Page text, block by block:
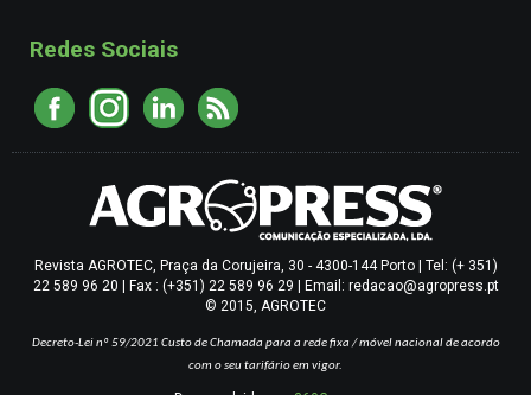
Redes Sociais
Revista AGROTEC, Praça da Corujeira, 30 - 4300-144 Porto | Tel: (+ 351)
22 589 96 20 | Fax : (+351) 22 589 96 29 | Email: redacao@agropress.pt
© 2015, AGROTEC
Decreto-Lei nº 59/2021 Custo de Chamada para a rede fixa / móvel nacional de acordo
com o seu tarifário em vigor.